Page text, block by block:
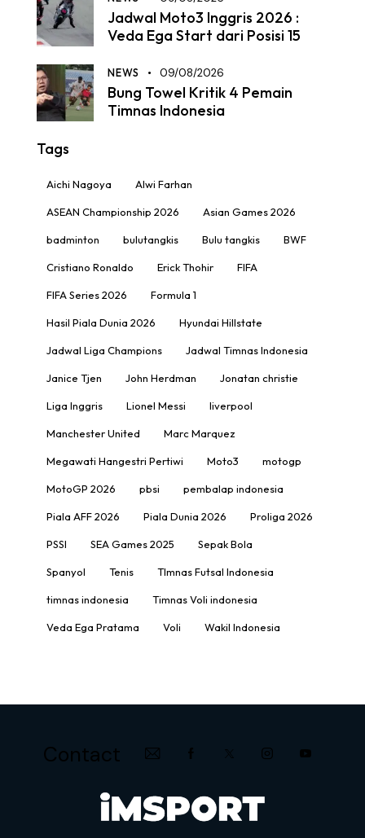
Jadwal Moto3 Inggris 2026 :
Veda Ega Start dari Posisi 15
NEWS 09/08/2026
Bung Towel Kritik 4 Pemain
Timnas Indonesia
Tags
Aichi Nagoya Alwi Farhan
ASEAN Championship 2026 Asian Games 2026
badminton bulutangkis Bulu tangkis BWF
Cristiano Ronaldo Erick Thohir FIFA
FIFA Series 2026 Formula 1
Hasil Piala Dunia 2026 Hyundai Hillstate
Jadwal Liga Champions Jadwal Timnas Indonesia
Janice Tjen John Herdman Jonatan christie
Liga Inggris Lionel Messi liverpool
Manchester United Marc Marquez
Megawati Hangestri Pertiwi Moto3 motogp
MotoGP 2026 pbsi pembalap indonesia
Piala AFF 2026 Piala Dunia 2026 Proliga 2026
PSSI SEA Games 2025 Sepak Bola
Spanyol Tenis TImnas Futsal Indonesia
timnas indonesia Timnas Voli indonesia
Veda Ega Pratama Voli Wakil Indonesia
Contact